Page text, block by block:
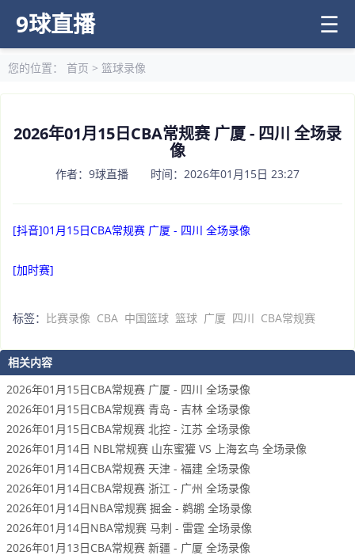
9球直播 ☰
您的位置： 首页 > 篮球录像
2026年01月15日CBA常规赛 广厦 - 四川 全场录
像
作者：9球直播 时间：2026年01月15日 23:27
[抖音]01月15日CBA常规赛 广厦 - 四川 全场录像
[加时赛]
标签： 比赛录像 CBA 中国篮球 篮球 广厦 四川 CBA常规赛
相关内容
2026年01月15日CBA常规赛 广厦 - 四川 全场录像
2026年01月15日CBA常规赛 青岛 - 吉林 全场录像
2026年01月15日CBA常规赛 北控 - 江苏 全场录像
2026年01月14日 NBL常规赛 山东蜜獾 VS 上海玄鸟 全场录像
2026年01月14日CBA常规赛 天津 - 福建 全场录像
2026年01月14日CBA常规赛 浙江 - 广州 全场录像
2026年01月14日NBA常规赛 掘金 - 鹈鹕 全场录像
2026年01月14日NBA常规赛 马刺 - 雷霆 全场录像
2026年01月13日CBA常规赛 新疆 - 广厦 全场录像